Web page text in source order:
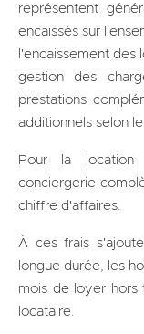
représentent
encaissés sur
l'encaissement des
gestion des
prestations
additionnels selon
Pour la location
conciergerie
chiffre d'affaires.
À ces frais
longue durée, les
mois de loyer hors
locataire.